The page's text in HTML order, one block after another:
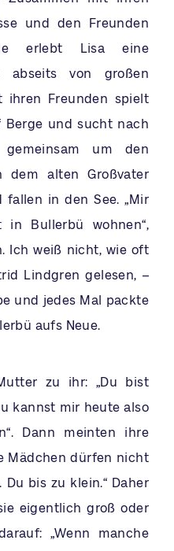
und den Freunden
erlebt Lisa eine
abseits von großen
ihren Freunden spielt
Berge und sucht nach
um den
dem alten Großvater
in den See. „Mir
Bullerbü wohnen“,
Ich weiß nicht, wie oft
Lindgren gelesen, –
und jedes Mal packte
aufs Neue.
zu ihr: „Du bist
kannst mir heute also
Dann meinten ihre
Mädchen dürfen nicht
bis zu klein.“ Daher
eigentlich groß oder
„Wenn manche